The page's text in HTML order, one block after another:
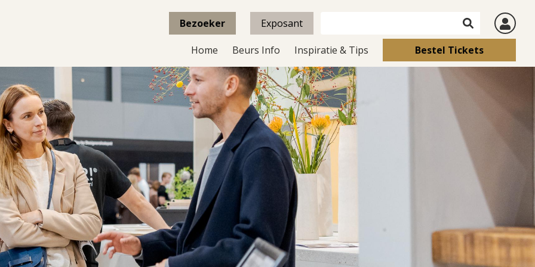
Bezoeker Exposant
Home Beurs Info Inspiratie & Tips Bestel Tickets